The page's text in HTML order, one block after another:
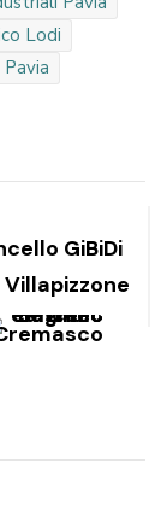
Lodi
GiBiDi